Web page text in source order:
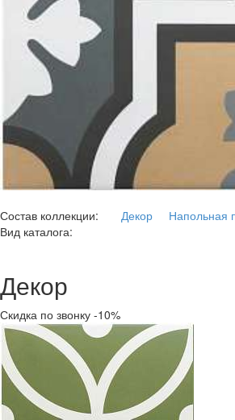
Состав коллекции: Декор
Напольная
Вид каталога:
Декор
Скидка по звонку -10%